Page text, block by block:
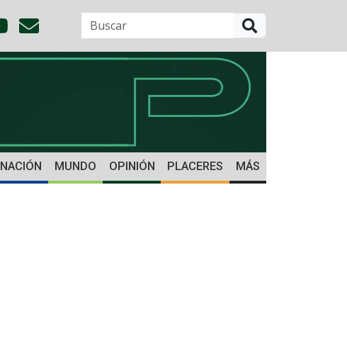
NACIÓN MUNDO OPINIÓN PLACERES MÁS